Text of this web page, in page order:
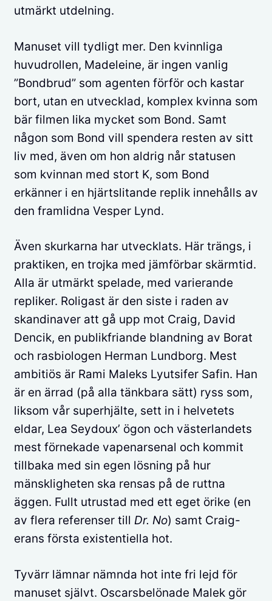
utmärkt utdelning.
Manuset vill tydligt mer. Den kvinnliga
huvudrollen, Madeleine, är ingen vanlig
”Bondbrud” som agenten förför och kastar
bort, utan en utvecklad, komplex kvinna som
bär filmen lika mycket som Bond. Samt
någon som Bond vill spendera resten av sitt
liv med, även om hon aldrig når statusen
som kvinnan med stort K, som Bond
erkänner i en hjärtslitande replik innehålls av
den framlidna Vesper Lynd.
Även skurkarna har utvecklats. Här trängs, i
praktiken, en trojka med jämförbar skärmtid.
Alla är utmärkt spelade, med varierande
repliker. Roligast är den siste i raden av
skandinaver att gå upp mot Craig, David
Dencik, en publikfriande blandning av Borat
och rasbiologen Herman Lundborg. Mest
ambitiös är Rami Maleks Lyutsifer Safin. Han
är en ärrad (på alla tänkbara sätt) ryss som,
liksom vår superhjälte, sett in i helvetets
eldar, Lea Seydoux’ ögon och västerlandets
mest förnekade vapenarsenal och kommit
tillbaka med sin egen lösning på hur
mänskligheten ska rensas på de ruttna
äggen. Fullt utrustad med ett eget örike (en
av flera referenser till Dr. No) samt Craig-
erans första existentiella hot.
Tyvärr lämnar nämnda hot inte fri lejd för
manuset självt. Oscarsbelönade Malek gör